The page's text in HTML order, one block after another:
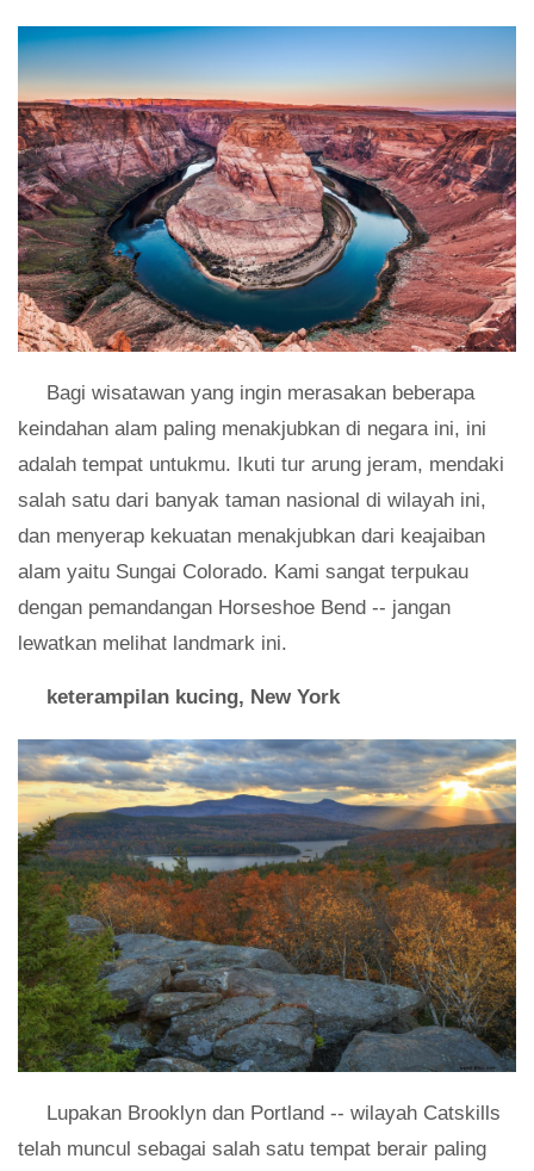
Bagi wisatawan yang ingin merasakan beberapa
keindahan alam paling menakjubkan di negara ini, ini
adalah tempat untukmu. Ikuti tur arung jeram, mendaki
salah satu dari banyak taman nasional di wilayah ini,
dan menyerap kekuatan menakjubkan dari keajaiban
alam yaitu Sungai Colorado. Kami sangat terpukau
dengan pemandangan Horseshoe Bend -- jangan
lewatkan melihat landmark ini.
keterampilan kucing, New York
Lupakan Brooklyn dan Portland -- wilayah Catskills
telah muncul sebagai salah satu tempat berair paling